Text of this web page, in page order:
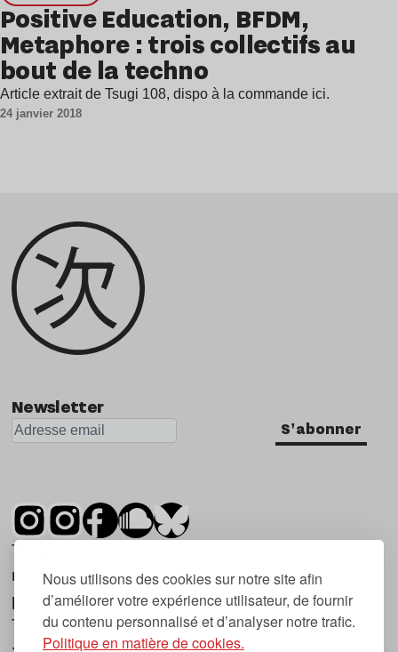
Nous utilisons des cookies sur notre site afin
d’améliorer votre expérience utilisateur, de fournir
du contenu personnalisé et d’analyser notre trafic.
Politique en matière de cookies.
Positive Education, BFDM,
Metaphore : trois collectifs au
bout de la techno
Article extrait de Tsugi 108, dispo à la commande ici.
24 janvier 2018
Newsletter
S'abonner
Tsugi est un mensuel indépendant sur la
musique et les nouvelles tendances, dont la
première parution date de 2007.
Tsugi en japonais signifie « prochain », « suivant